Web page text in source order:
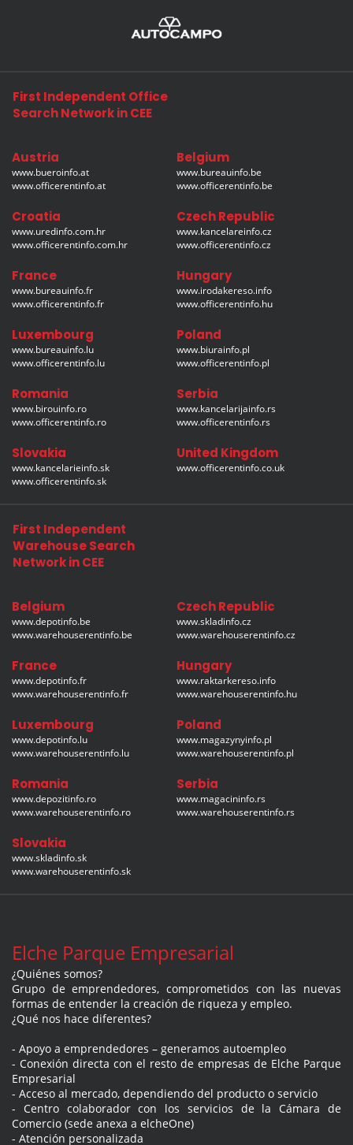
First Independent Office
Search Network in CEE
Austria
www.bueroinfo.at
www.officerentinfo.at
Belgium
www.bureauinfo.be
www.officerentinfo.be
Croatia
www.uredinfo.com.hr
www.officerentinfo.com.hr
Czech Republic
www.kancelareinfo.cz
www.officerentinfo.cz
France
www.bureauinfo.fr
www.officerentinfo.fr
Hungary
www.irodakereso.info
www.officerentinfo.hu
Luxembourg
www.bureauinfo.lu
www.officerentinfo.lu
Poland
www.biurainfo.pl
www.officerentinfo.pl
Romania
www.birouinfo.ro
www.officerentinfo.ro
Serbia
www.kancelarijainfo.rs
www.officerentinfo.rs
Slovakia
www.kancelarieinfo.sk
www.officerentinfo.sk
United Kingdom
www.officerentinfo.co.uk
First Independent
Warehouse Search
Network in CEE
Belgium
www.depotinfo.be
www.warehouserentinfo.be
Czech Republic
www.skladinfo.cz
www.warehouserentinfo.cz
France
www.depotinfo.fr
www.warehouserentinfo.fr
Hungary
www.raktarkereso.info
www.warehouserentinfo.hu
Luxembourg
www.depotinfo.lu
www.warehouserentinfo.lu
Poland
www.magazynyinfo.pl
www.warehouserentinfo.pl
Romania
www.depozitinfo.ro
www.warehouserentinfo.ro
Serbia
www.magacininfo.rs
www.warehouserentinfo.rs
Slovakia
www.skladinfo.sk
www.warehouserentinfo.sk
Elche Parque Empresarial
¿Quiénes somos?
Grupo de emprendedores, comprometidos con las nuevas
formas de entender la creación de riqueza y empleo.
¿Qué nos hace diferentes?
- Apoyo a emprendedores – generamos autoempleo
- Conexión directa con el resto de empresas de Elche Parque
Empresarial
- Acceso al mercado, dependiendo del producto o servicio
- Centro colaborador con los servicios de la Cámara de
Comercio (sede anexa a elcheOne)
- Atención personalizada